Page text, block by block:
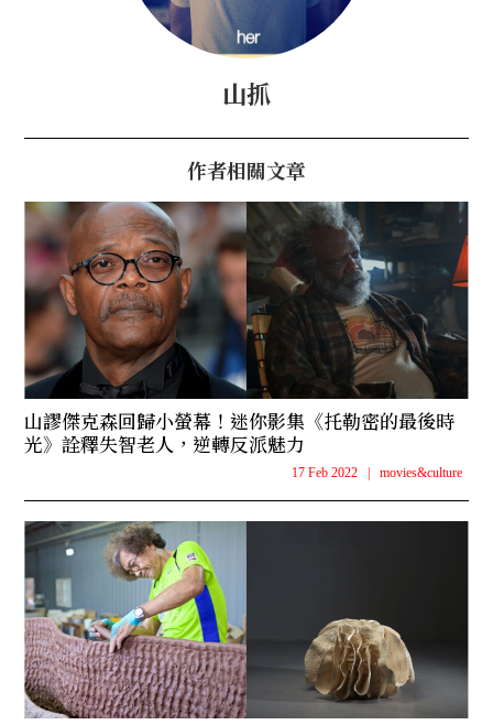
山抓
作者相關文章
山謬傑克森回歸小螢幕！迷你影集《托勒密的最後時
光》詮釋失智老人，逆轉反派魅力
17 Feb 2022 movies&culture